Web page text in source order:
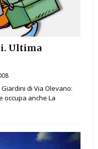
Ultima
di Via Olevano:
occupa anche La